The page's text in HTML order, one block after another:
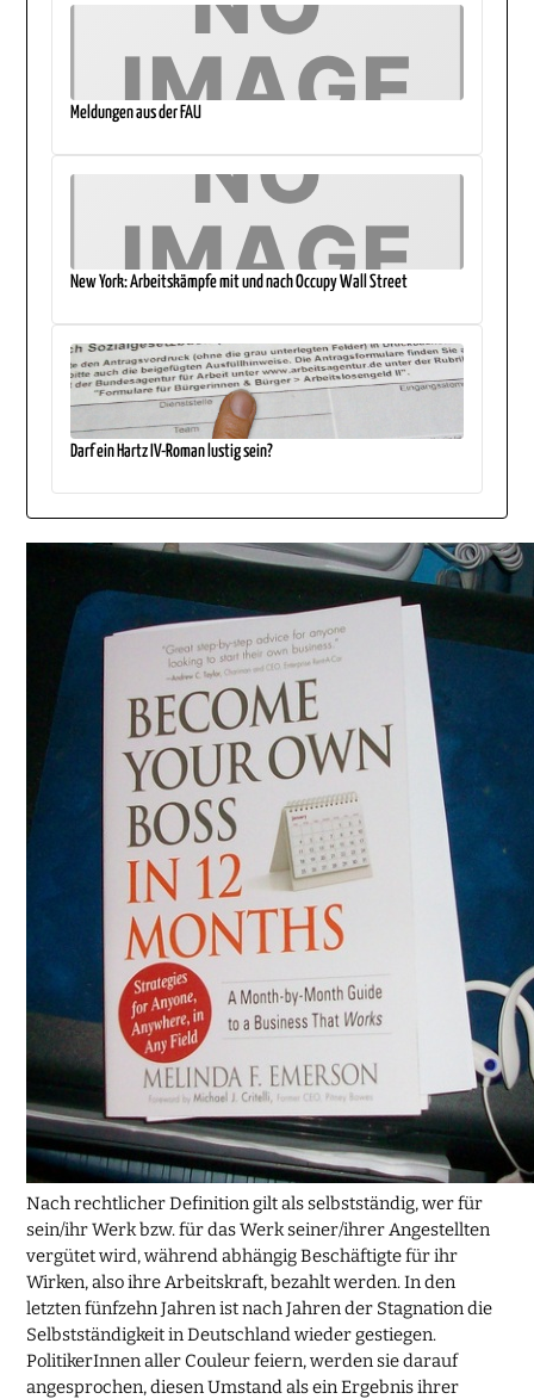
Meldungen aus der FAU
New York: Arbeitskämpfe mit und nach Occupy Wall Street
Darf ein Hartz IV-Roman lustig sein?
Nach rechtlicher Definition gilt als selbstständig, wer für
sein/ihr Werk bzw. für das Werk seiner/ihrer Angestellten
vergütet wird, während abhängig Beschäftigte für ihr
Wirken, also ihre Arbeitskraft, bezahlt werden. In den
letzten fünfzehn Jahren ist nach Jahren der Stagnation die
Selbstständigkeit in Deutschland wieder gestiegen.
PolitikerInnen aller Couleur feiern, werden sie darauf
angesprochen, diesen Umstand als ein Ergebnis ihrer